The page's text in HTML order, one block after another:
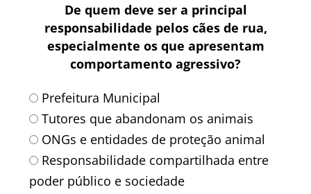
De quem deve ser a principal
responsabilidade pelos cães de rua,
especialmente os que apresentam
comportamento agressivo?
Prefeitura Municipal
Tutores que abandonam os animais
ONGs e entidades de proteção animal
Responsabilidade compartilhada entre
poder público e sociedade